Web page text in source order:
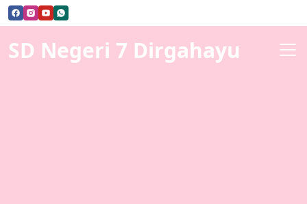
SD Negeri 7 Dirgahayu